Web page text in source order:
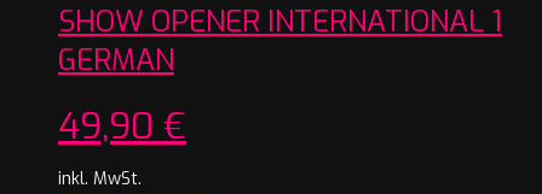
SHOW OPENER INTERNATIONAL 1
GERMAN
49,90 €
inkl. MwSt.